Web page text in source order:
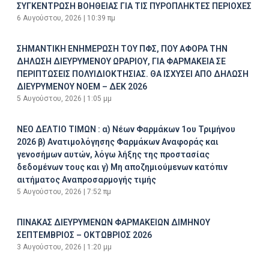
ΣΥΓΚΕΝΤΡΩΣΗ ΒΟΗΘΕΙΑΣ ΓΙΑ ΤΙΣ ΠΥΡΟΠΛΗΚΤΕΣ ΠΕΡΙΟΧΕΣ
6 Αυγούστου, 2026 10:39 πμ
ΣΗΜΑΝΤΙΚΗ ΕΝΗΜΕΡΩΣΗ ΤΟΥ ΠΦΣ, ΠΟΥ ΑΦΟΡΑ ΤΗΝ
ΔΗΛΩΣΗ ΔΙΕΥΡΥΜΕΝΟΥ ΩΡΑΡΙΟΥ, ΓΙΑ ΦΑΡΜΑΚΕΙΑ ΣΕ
ΠΕΡΙΠΤΩΣΕΙΣ ΠΟΛΥΙΔΙΟΚΤΗΣΙΑΣ. ΘΑ ΙΣΧΥΣΕΙ ΑΠΟ ΔΗΛΩΣΗ
ΔΙΕΥΡΥΜΕΝΟΥ ΝΟΕΜ – ΔΕΚ 2026
5 Αυγούστου, 2026 1:05 μμ
ΝΕΟ ΔΕΛΤΙΟ ΤΙΜΩΝ : α) Νέων Φαρμάκων 1ου Τριμήνου
2026 β) Ανατιμολόγησης Φαρμάκων Αναφοράς και
γενοσήμων αυτών, λόγω λήξης της προστασίας
δεδομένων τους και γ) Μη αποζημιούμενων κατόπιν
αιτήματος Αναπροσαρμογής τιμής
5 Αυγούστου, 2026 7:52 πμ
ΠΙΝΑΚΑΣ ΔΙΕΥΡΥΜΕΝΩΝ ΦΑΡΜΑΚΕΙΩΝ ΔΙΜΗΝΟΥ
ΣΕΠΤΕΜΒΡΙΟΣ – ΟΚΤΩΒΡΙΟΣ 2026
3 Αυγούστου, 2026 1:20 μμ